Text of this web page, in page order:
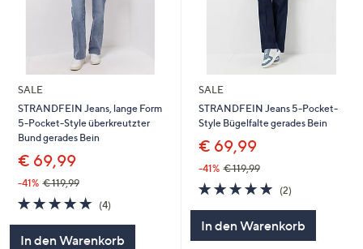
SALE
STRANDFEIN Jeans, lange Form
5-Pocket-Style überkreutzter
Bund gerades Bein
€ 69,99
-41% € 119,99
5.0
von
5
(4)
In den Warenkorb
SALE
STRANDFEIN Jeans 5-Pocket-
Style Bügelfalte gerades Bein
€ 69,99
-41% € 119,99
5.0
von
(2)2
In den Warenkorb